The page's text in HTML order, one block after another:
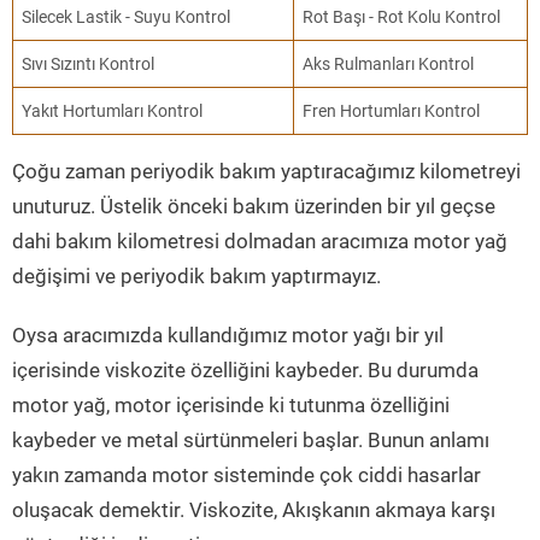
Silecek Lastik - Suyu Kontrol Rot Başı - Rot Kolu Kontrol
Sıvı Sızıntı Kontrol Aks Rulmanları Kontrol
Yakıt Hortumları Kontrol Fren Hortumları Kontrol
Çoğu zaman periyodik bakım yaptıracağımız kilometreyi
unuturuz. Üstelik önceki bakım üzerinden bir yıl geçse
dahi bakım kilometresi dolmadan aracımıza motor yağ
değişimi ve periyodik bakım yaptırmayız.
Oysa aracımızda kullandığımız motor yağı bir yıl
içerisinde viskozite özelliğini kaybeder. Bu durumda
motor yağ, motor içerisinde ki tutunma özelliğini
kaybeder ve metal sürtünmeleri başlar. Bunun anlamı
yakın zamanda motor sisteminde çok ciddi hasarlar
oluşacak demektir. Viskozite, Akışkanın akmaya karşı